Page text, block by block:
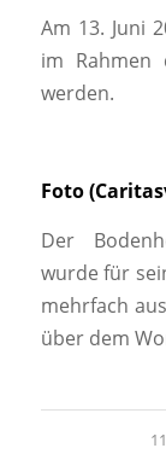
Am 13. Juni
im Rahmen
werden.
Foto
Der
wurde für
mehrfach
über dem